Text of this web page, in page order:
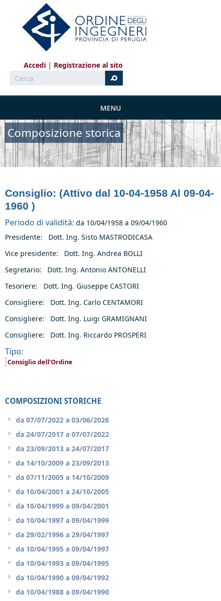
Salta al contenuto principale
Accedi
Registrazione al sito
Cerca
MENU
Composizione storica
Consiglio: (Attivo dal 10-04-1958 Al 09-04-
1960 )
Periodo di validità: da 10/04/1958 a 09/04/1960
Presidente: Dott. Ing. Sisto MASTRODICASA
Vice presidente: Dott. Ing. Andrea BOLLI
Segretario: Dott. Ing. Antonio ANTONELLI
Tesoriere: Dott. Ing. Giuseppe CASTORI
Consigliere: Dott. Ing. Carlo CENTAMORI
Consigliere: Dott. Ing. Luigi GRAMIGNANI
Consigliere: Dott. Ing. Riccardo PROSPERI
Tipo:
Consiglio dell’Ordine
COMPOSIZIONI STORICHE
da 07/07/2022 a 03/06/2026
da 24/07/2017 a 07/07/2022
da 23/09/2013 a 24/07/2017
da 14/10/2009 a 23/09/2013
da 07/11/2005 a 14/10/2009
da 10/04/2001 a 24/10/2005
da 10/04/1999 a 09/04/2001
da 10/04/1997 a 09/04/1999
da 29/02/1996 a 29/04/1997
da 10/04/1995 a 09/04/1997
da 10/04/1993 a 09/04/1995
da 10/04/1990 a 09/04/1992
da 10/04/1988 a 09/04/1990